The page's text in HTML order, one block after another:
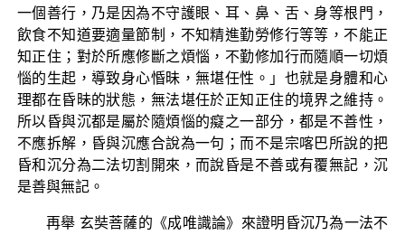
一個善行，乃是因為不守護眼、耳、鼻、舌、身等根門，
飲食不知道要適量節制，不知精進勤勞修行等等，不能正
知正住；對於所應修斷之煩惱，不勤修加行而隨順一切煩
惱的生起，導致身心惛昧，無堪任性。」也就是身體和心
理都在昏昧的狀態，無法堪任於正知正住的境界之維持。
所以昏與沉都是屬於隨煩惱的癡之一部分，都是不善性，
不應拆解，昏與沉應合說為一句；而不是宗喀巴所說的把
昏和沉分為二法切割開來，而說昏是不善或有覆無記，沉
是善與無記。
再舉 玄奘菩薩的《成唯識論》來證明昏沉乃為一法不